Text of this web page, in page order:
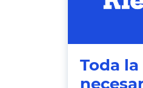
Toda